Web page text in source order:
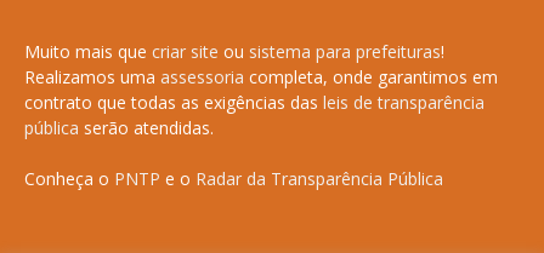
Muito mais que criar site ou sistema para prefeituras!
Realizamos uma assessoria completa, onde garantimos em
contrato que todas as exigências das leis de transparência
pública serão atendidas.
Conheça o PNTP e o Radar da Transparência Pública